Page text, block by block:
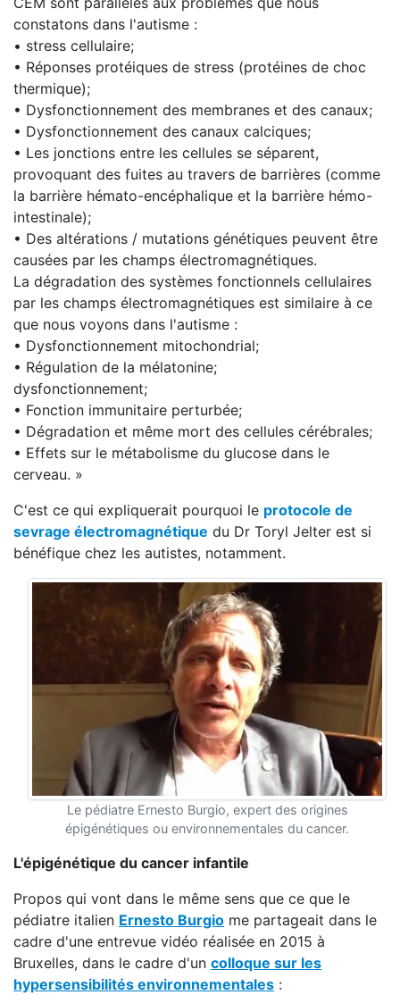
constatons dans l'autisme :
• stress cellulaire;
• Réponses protéiques de stress (protéines de choc
thermique);
• Dysfonctionnement des membranes et des canaux;
• Dysfonctionnement des canaux calciques;
• Les jonctions entre les cellules se séparent,
provoquant des fuites au travers de barrières (comme
la barrière hémato-encéphalique et la barrière hémo-
intestinale);
• Des altérations / mutations génétiques peuvent être
causées par les champs électromagnétiques.
La dégradation des systèmes fonctionnels cellulaires
par les champs électromagnétiques est similaire à ce
que nous voyons dans l'autisme :
• Dysfonctionnement mitochondrial;
• Régulation de la mélatonine;
dysfonctionnement;
• Fonction immunitaire perturbée;
• Dégradation et même mort des cellules cérébrales;
• Effets sur le métabolisme du glucose dans le
cerveau. »
C'est ce qui expliquerait pourquoi le protocole de
sevrage électromagnétique du Dr Toryl Jelter est si
bénéfique chez les autistes, notamment.
Le pédiatre Ernesto Burgio, expert des origines
épigénétiques ou environnementales du cancer.
L'épigénétique du cancer infantile
Propos qui vont dans le même sens que ce que le
pédiatre italien Ernesto Burgio me partageait dans le
cadre d'une entrevue vidéo réalisée en 2015 à
Bruxelles, dans le cadre d'un colloque sur les
hypersensibilités environnementales :